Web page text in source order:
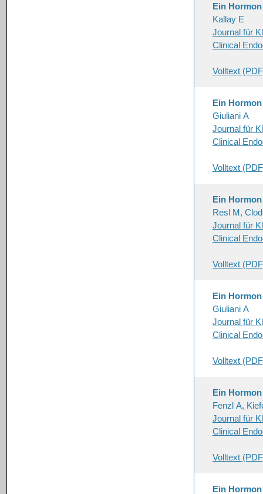
Ein
Kallay E
Journal für
Clinical
Volltext
Ein
Giuliani A
Journal für
Clinical
Volltext
Ein
Resl M,
Journal für
Clinical
Volltext
Ein
Giuliani A
Journal für
Clinical
Volltext
Ein
Fenzl A,
Journal für
Clinical
Volltext
Ein